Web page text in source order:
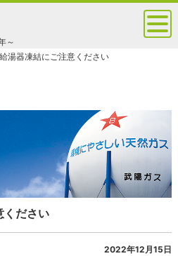
～
湯器凍結にご注意ください
ください
2022年12月15日